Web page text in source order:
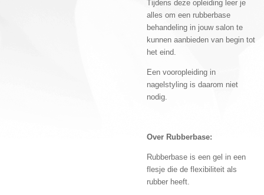
Tijdens deze opleiding leer je
alles om een rubberbase
behandeling in jouw salon te
kunnen aanbieden van begin tot
het eind.
Een vooropleiding in
nagelstyling is daarom niet
nodig.
Over Rubberbase:
Rubberbase is een gel in een
flesje die de flexibiliteit als
rubber heeft.